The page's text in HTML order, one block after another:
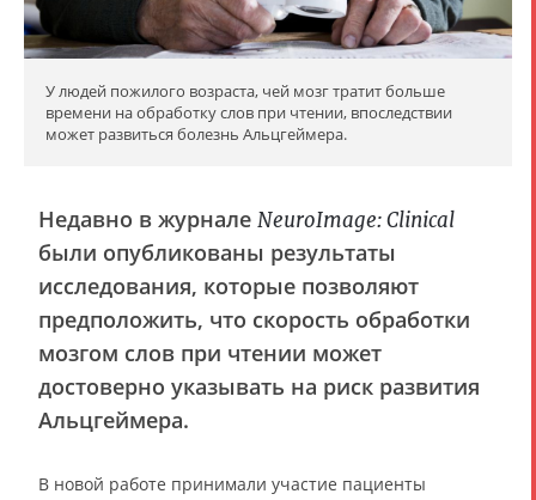
У людей пожилого возраста, чей мозг тратит больше
времени на обработку слов при чтении, впоследствии
может развиться болезнь Альцгеймера.
Недавно в журнале NeuroImage: Clinical
были опубликованы результаты
исследования, которые позволяют
предположить, что скорость обработки
мозгом слов при чтении может
достоверно указывать на риск развития
Альцгеймера.
В новой работе принимали участие пациенты